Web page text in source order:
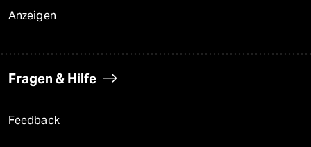
Anzeigen
Fragen & Hilfe
Feedback